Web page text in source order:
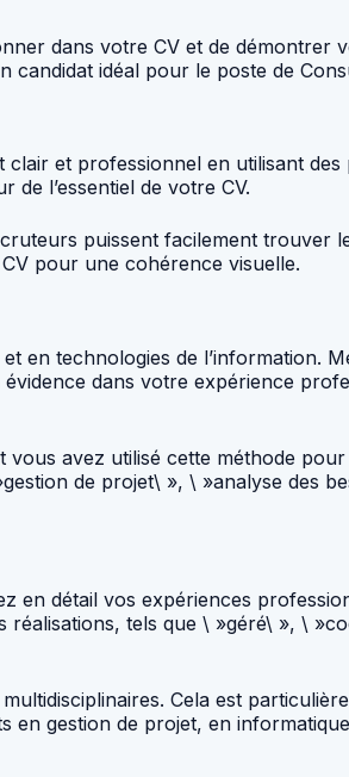
dans votre CV et de démontrer
candidat idéal pour le poste de
et professionnel en utilisant des
l’essentiel de votre CV.
puissent facilement trouver
pour une cohérence visuelle.
en technologies de l’information.
dans votre expérience
avez utilisé cette méthode
de projet\ », \ »analyse des
en détail vos expériences
réalisations, tels que \ »géré\ », \
Cela est
gestion de projet, en